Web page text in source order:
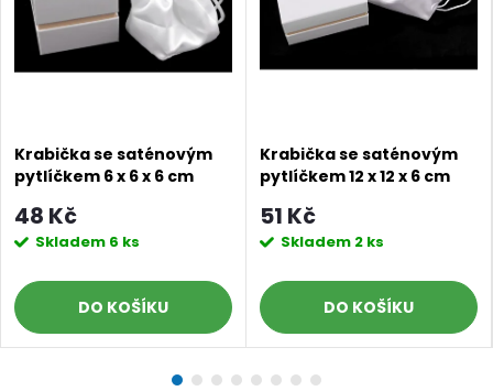
Krabička se saténovým
pytlíčkem 6 x 6 x 6 cm
48 Kč
Skladem 6 ks
DO KOŠÍKU
Krabička se saténovým
pytlíčkem 12 x 12 x 6 cm
51 Kč
Skladem 2 ks
DO KOŠÍKU